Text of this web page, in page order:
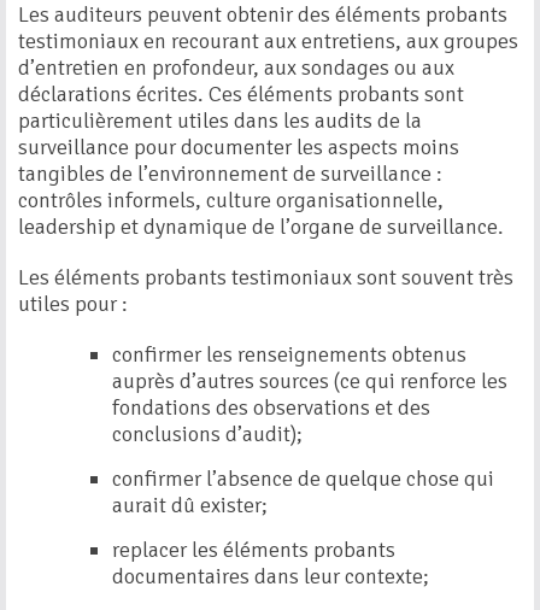
Les auditeurs peuvent obtenir des éléments probants
testimoniaux en recourant aux entretiens, aux groupes
d’entretien en profondeur, aux sondages ou aux
déclarations écrites. Ces éléments probants sont
particulièrement utiles dans les audits de la
surveillance pour documenter les aspects moins
tangibles de l’environnement de surveillance :
contrôles informels, culture organisationnelle,
leadership et dynamique de l’organe de surveillance.
Les éléments probants testimoniaux sont souvent très
utiles pour :
confirmer les renseignements obtenus
auprès d’autres sources (ce qui renforce les
fondations des observations et des
conclusions d’audit);
confirmer l’absence de quelque chose qui
aurait dû exister;
replacer les éléments probants
documentaires dans leur contexte;